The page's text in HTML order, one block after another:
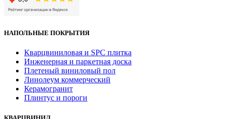
НАПОЛЬНЫЕ ПОКРЫТИЯ
Кварцвиниловая и SPC плитка
Инженерная и паркетная доска
Плетеный виниловый пол
Линолеум коммерческий
Керамогранит
Плинтус и пороги